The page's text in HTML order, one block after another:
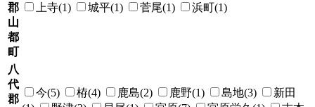
郡
山
都
町
上寺(1) 城平(1) 菅尾(1) 浜町(1)
八
代
郡
今(5) 栫(4) 鹿島(2) 鹿野(1) 島地(3)
新田